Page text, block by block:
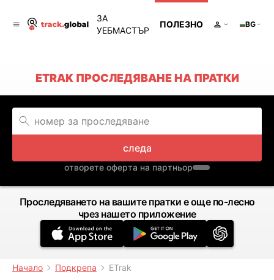
ЗА
УЕБМАСТЪР
ПОЛЕЗНО BG
ETRAK ПРОСЛЕДЯВАНЕ НА ПРАТКИ
следа
отворете оферта на партньор
Проследяването на вашите пратки е още по-лесно
чрез нашето приложение
Начало Подкрепа ETrak